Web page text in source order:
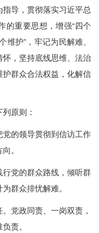
导，贯彻落实习近平总
的重要思想，增强“四个
维护”，牢记为民解难、
，坚持底线思维、法治
群众合法权益，化解信
原则：
的领导贯彻到信访工作
。
党的群众路线，倾听群
群众排忧解难。
党政同责、一岗双责，
责。